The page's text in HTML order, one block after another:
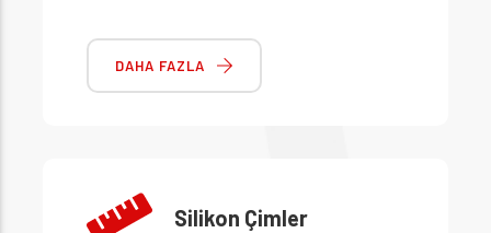
DAHA FAZLA
Silikon Çimler